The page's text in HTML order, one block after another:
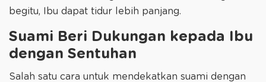
begitu, Ibu dapat tidur lebih panjang.
Suami Beri Dukungan kepada Ibu
dengan Sentuhan
Salah satu cara untuk mendekatkan suami dengan